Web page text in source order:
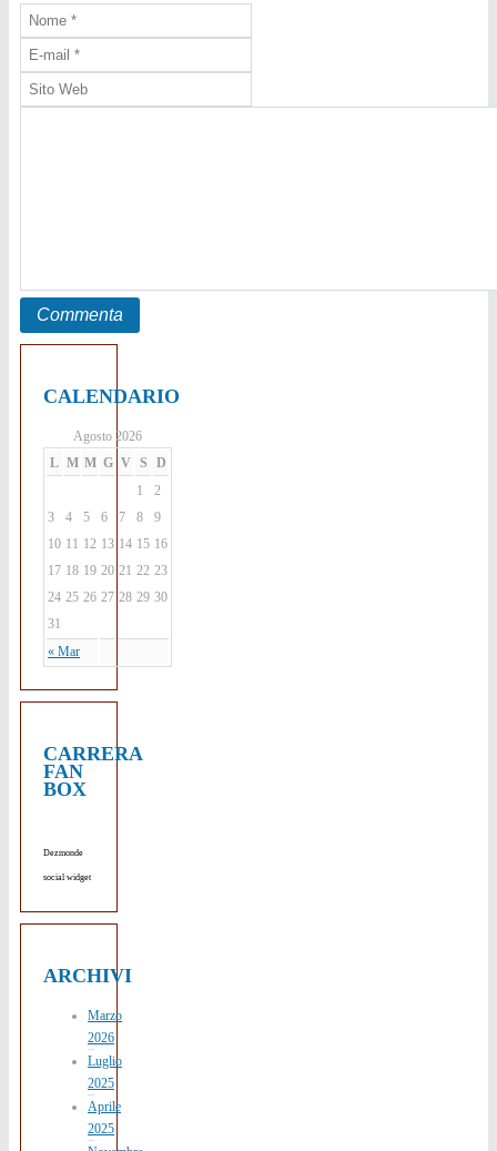
CALENDARIO
Agosto 2026
L M M G V S D
« Mar
1
2
3
4 5 6 7 8
9
10 11 12 13 14 15 16
17 18 19 20 21 22 23
24 25 26 27 28 29 30
31
CARRERA
FAN
BOX
Dezmonde
social widget
ARCHIVI
Marzo
2026
Luglio
2025
Aprile
2025